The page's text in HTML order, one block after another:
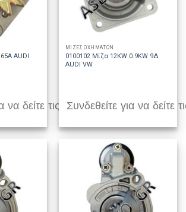
AUDI
να δείτε τις τιμές
ΜΙΖΕΣ ΟΧΗΜΑΤΩΝ
0100102 Μίζα 12KW 0.9KW 9Δ
AUDI VW
Συνδεθείτε για να δείτε